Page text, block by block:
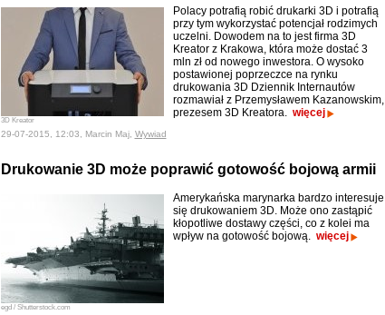
3D Kreator
Polacy potrafią robić drukarki 3D i potrafią
przy tym wykorzystać potencjał rodzimych
uczelni. Dowodem na to jest firma 3D
Kreator z Krakowa, która może dostać 3
mln zł od nowego inwestora. O wysoko
postawionej poprzeczce na rynku
drukowania 3D Dziennik Internautów
rozmawiał z Przemysławem Kazanowskim,
prezesem 3D Kreatora. więcej
29-07-2015, 12:03, Marcin Maj, Wywiad
Drukowanie 3D może poprawić gotowość bojową armii
egd / Shutterstock.com
Amerykańska marynarka bardzo interesuje
się drukowaniem 3D. Może ono zastąpić
kłopotliwe dostawy części, co z kolei ma
wpływ na gotowość bojową. więcej